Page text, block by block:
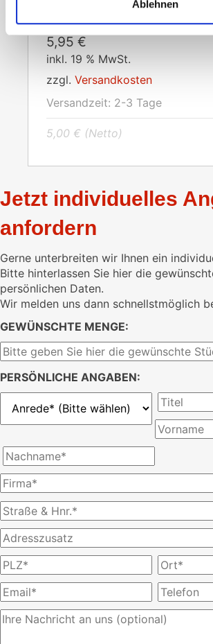
Ablehnen
5,95 €
inkl. 19 % MwSt.
zzgl. Versandkosten
Versandzeit: 2-3 Tage
5,00 € (Netto)
Jetzt individuelles
anfordern
Gerne unterbreiten wir Ihnen ein
Bitte hinterlassen Sie hier die
persönlichen Daten.
Wir melden uns dann schnellstmöglich
GEWÜNSCHTE MENGE:
PERSÖNLICHE ANGABEN: